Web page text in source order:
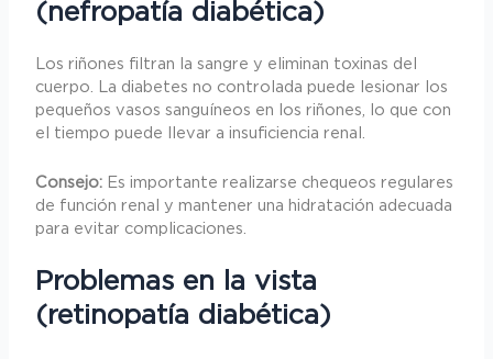
(nefropatía diabética)
Los riñones filtran la sangre y eliminan toxinas del
cuerpo. La diabetes no controlada puede lesionar los
pequeños vasos sanguíneos en los riñones, lo que con
el tiempo puede llevar a insuficiencia renal.
Consejo: Es importante realizarse chequeos regulares
de función renal y mantener una hidratación adecuada
para evitar complicaciones.
Problemas en la vista
(retinopatía diabética)